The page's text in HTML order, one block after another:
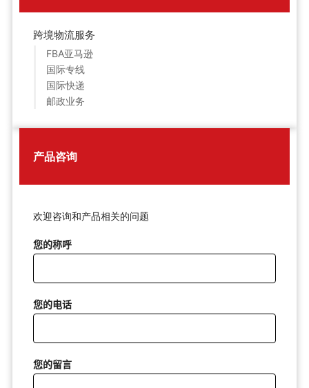
跨境物流服务
FBA亚马逊
国际专线
国际快递
邮政业务
产品咨询
欢迎咨询和产品相关的问题
您的称呼
您的电话
您的留言